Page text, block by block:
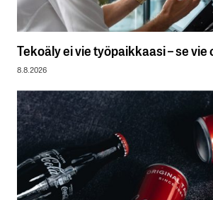
Tekoäly ei vie työpaikkaasi – se
8.8.2026